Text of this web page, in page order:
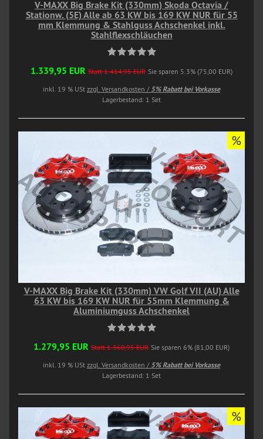
V-MAXX Big Brake Kit (330mm) Skoda Octavia /
Stationw. (5E) Alle ab 63 KW bis 169 KW NUR für 55
mm Klemmung & Stahlguss Achschenkel inkl.
Stahlflexschläuchen
1.339,95 EUR Statt 1.414,95 EUR Sie sparen 5.3% (75,00 EUR)
inkl. 19 % USt zzgl. Versandkosten / 5% Rabatt bei Vorkasse
Lagerbestand: 1 Set
V-MAXX Big Brake Kit (330mm) VW Golf VII (AU) Alle
63 KW bis 169 KW NUR für 55mm Klemmung &
Aluminiumguss Achschenkel
1.279,95 EUR Statt 1.360,95 EUR Sie sparen 6% (81,00 EUR)
inkl. 19 % USt zzgl. Versandkosten / 5% Rabatt bei Vorkasse
Lagerbestand: 1 Set
%
%